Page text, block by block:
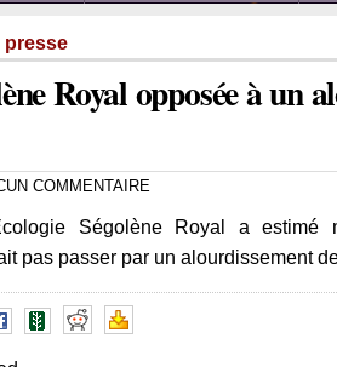
presse
Royal opposée à un
COMMENTAIRE
Ségolène Royal a estimé
pas passer par un alourdissement